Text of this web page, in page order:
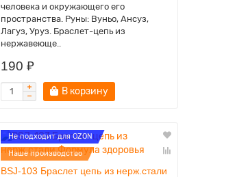
человека и окружающего его
пространства. Руны: Вуньо, Ансуз,
Лагуз, Уруз. Браслет-цепь из
нержавеюще..
190 ₽
В корзину
Не подходит для OZON
Наше производство
BSJ-103 Браслет цепь из нерж.стали